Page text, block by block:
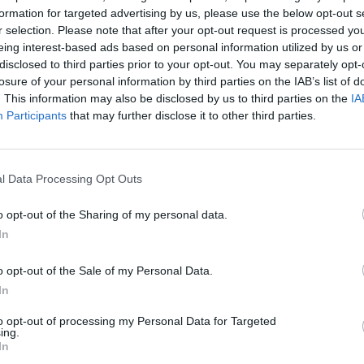
for targeted advertising by us, please use the below opt-out
selection. Please note that after your opt-out request is processed
interest-based ads based on personal information utilized by us
to third parties prior to your opt-out. You may separately
of your personal information by third parties on the IAB’s list of
This information may also be disclosed by us to third parties on the
Participants that may further disclose it to other third parties.
Data Processing Opt Outs
opt-out of the Sharing of my personal data.
opt-out of the Sale of my Personal Data.
opt-out of processing my Personal Data for Targeted
y revisa todas las novedades y claves para la
de la Renta 2025 que afectan a tu farmacia gracias
elaborada por TaxFarma con la colaboración de
Banca celebra cinco años en
reafirmando su compromiso
el banco de referencia para el
refuerza su liderazgo en el sector farmacéutico
años de participación en Infarma
Banca refuerza su liderazgo en
2026 como banco de referencia